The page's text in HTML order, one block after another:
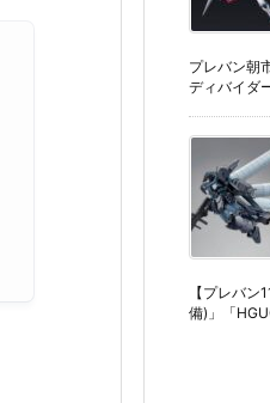
プレバン朝
ディバイダ
【プレバ
備)」「